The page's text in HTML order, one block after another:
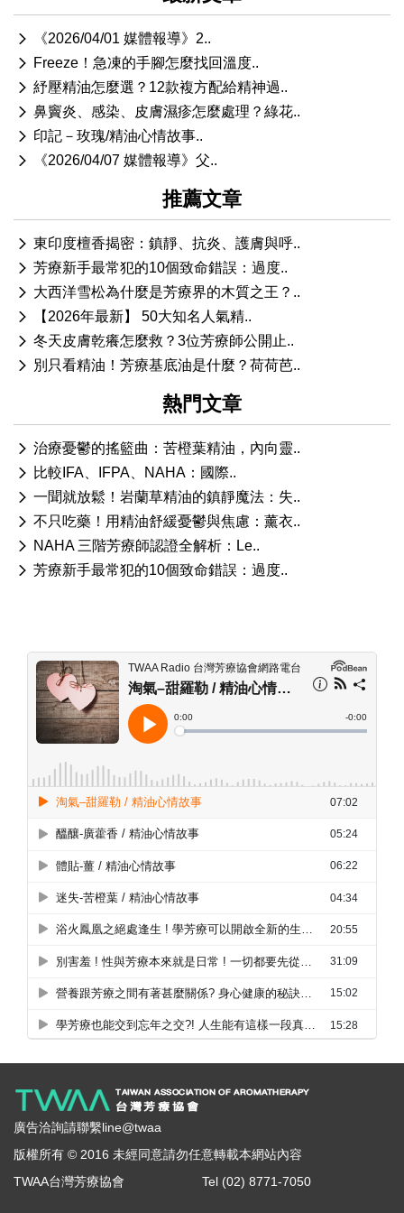
《2026/04/01 媒體報導》2..
Freeze！急凍的手腳怎麼找回溫度..
紓壓精油怎麼選？12款複方配給精神過..
鼻竇炎、感染、皮膚濕疹怎麼處理？綠花..
印記－玫瑰/精油心情故事..
《2026/04/07 媒體報導》父..
推薦文章
東印度檀香揭密：鎮靜、抗炎、護膚與呼..
芳療新手最常犯的10個致命錯誤：過度..
大西洋雪松為什麼是芳療界的木質之王？..
【2026年最新】 50大知名人氣精..
冬天皮膚乾癢怎麼救？3位芳療師公開止..
別只看精油！芳療基底油是什麼？荷荷芭..
熱門文章
治療憂鬱的搖籃曲：苦橙葉精油，內向靈..
比較IFA、IFPA、NAHA：國際..
一聞就放鬆！岩蘭草精油的鎮靜魔法：失..
不只吃藥！用精油舒緩憂鬱與焦慮：薰衣..
NAHA 三階芳療師認證全解析：Le..
芳療新手最常犯的10個致命錯誤：過度..
廣告洽詢請聯繫line@twaa
版權所有 © 2016 未經同意請勿任意轉載本網站內容
TWAA台灣芳療協會
Tel (02) 8771-7050